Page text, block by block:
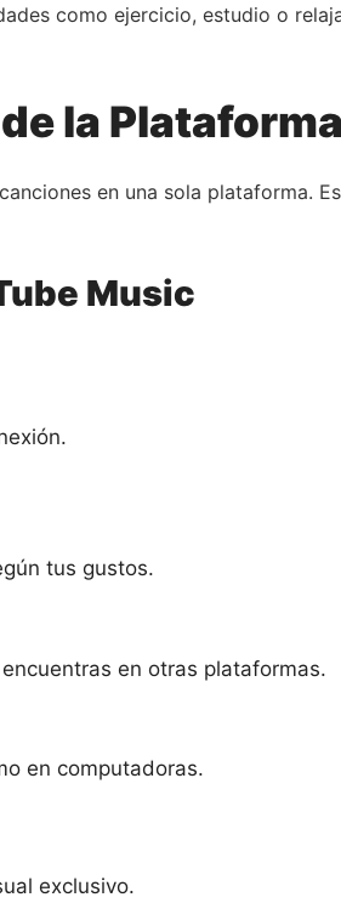
como ejercicio, estudio o
la
en una sola plataforma.
Music
tus gustos.
en otras plataformas.
en computadoras.
exclusivo.